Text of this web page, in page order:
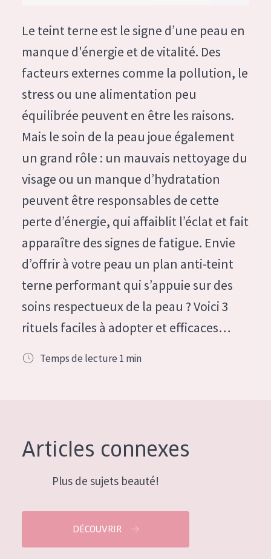
Réduction des rides
Régénération de la peau
Raffermissement de la peau
Peau ménopausée
TYPE DE PRODUIT
Crème de Jour
Crème de Nuit
Crème pour les Yeux
Sérum
Démaquillants
COLLECTION
Essentials
Lift+
Expert
Peau mixte ou grasse
Peau mature
Spanish
Greek
Le teint terne est le signe d’une peau en
manque d'énergie et de vitalité. Des
facteurs externes comme la pollution, le
stress ou une alimentation peu
équilibrée peuvent en être les raisons.
Mais le soin de la peau joue également
un grand rôle : un mauvais nettoyage du
visage ou un manque d’hydratation
peuvent être responsables de cette
perte d’énergie, qui affaiblit l’éclat et fait
apparaître des signes de fatigue. Envie
d’offrir à votre peau un plan anti-teint
terne performant qui s’appuie sur des
soins respectueux de la peau ? Voici 3
rituels faciles à adopter et efficaces…
Temps de lecture 1 min
Articles connexes
Plus de sujets beauté!
DÉCOUVRIR